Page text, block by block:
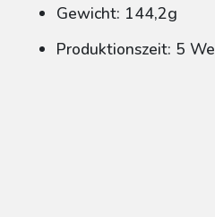
Gewicht: 144,2g
Produktionszeit: 5